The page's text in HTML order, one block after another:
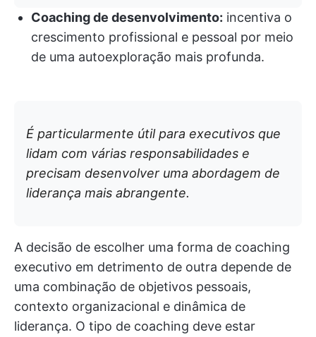
Coaching de desenvolvimento: incentiva o
crescimento profissional e pessoal por meio
de uma autoexploração mais profunda.
É particularmente útil para executivos que
lidam com várias responsabilidades e
precisam desenvolver uma abordagem de
liderança mais abrangente.
A decisão de escolher uma forma de coaching
executivo em detrimento de outra depende de
uma combinação de objetivos pessoais,
contexto organizacional e dinâmica de
liderança. O tipo de coaching deve estar